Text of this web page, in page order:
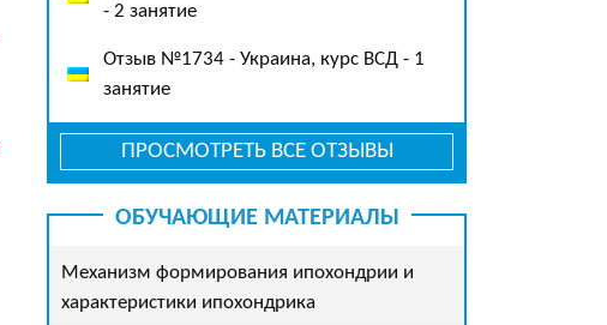
- 2 занятие
Отзыв №1734 - Украина, курс ВСД - 1
занятие
ПРОСМОТРЕТЬ ВСЕ ОТЗЫВЫ
ОБУЧАЮЩИЕ МАТЕРИАЛЫ
Механизм формирования ипохондрии и
характеристики ипохондрика